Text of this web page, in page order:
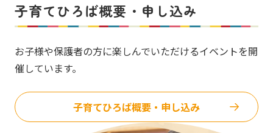
子育てひろば概要・申し込み
お子様や保護者の方に楽しんでいただけるイベントを開
催しています。
子育てひろば概要・申し込み